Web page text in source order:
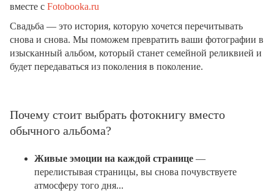
вместе с Fotobooka.ru
Свадьба — это история, которую хочется перечитывать
снова и снова. Мы поможем превратить ваши фотографии в
изысканный альбом, который станет семейной реликвией и
будет передаваться из поколения в поколение.
Почему стоит выбрать фотокнигу вместо
обычного альбома?
Живые эмоции на каждой странице —
перелистывая страницы, вы снова почувствуете
атмосферу того дня...